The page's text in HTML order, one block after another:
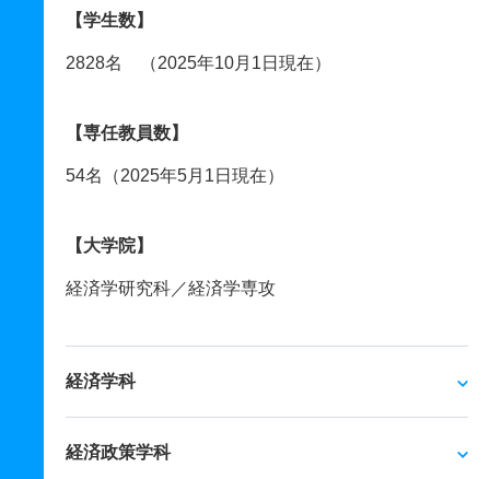
【学生数】
2828名 （2025年10月1日現在）
【専任教員数】
54名（2025年5月1日現在）
【大学院】
経済学研究科／経済学専攻
経済学科
経済政策学科